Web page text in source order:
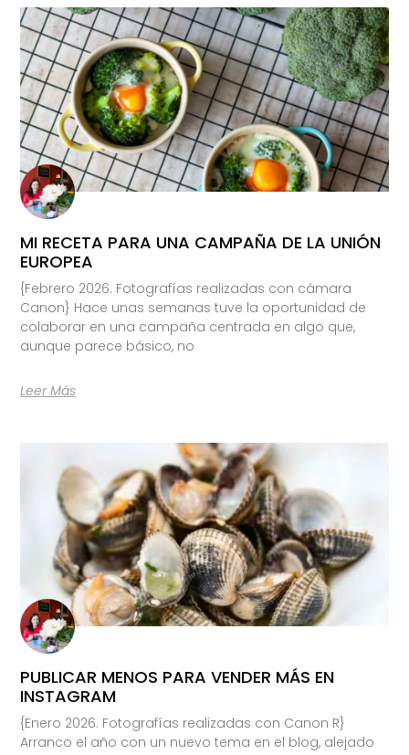
MI RECETA PARA UNA CAMPAÑA DE LA UNIÓN
EUROPEA
{Febrero 2026. Fotografías realizadas con cámara
Canon} Hace unas semanas tuve la oportunidad de
colaborar en una campaña centrada en algo que,
aunque parece básico, no
Leer Más
PUBLICAR MENOS PARA VENDER MÁS EN
INSTAGRAM
{Enero 2026. Fotografías realizadas con Canon R}
Arranco el año con un nuevo tema en el blog, alejado